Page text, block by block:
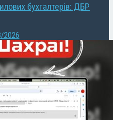
бухгалтерів: ДБР
2026